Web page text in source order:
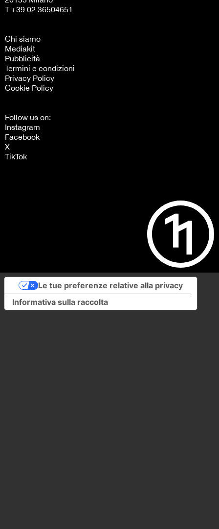
T +39 02 36504651
Chi siamo
Mediakit
Pubblicità
Termini e condizioni
Privacy Policy
Cookie Policy
Follow us on:
Instagram
Facebook
X
TikTok
Informativa sulla raccolta
Le tue preferenze relative alla privacy